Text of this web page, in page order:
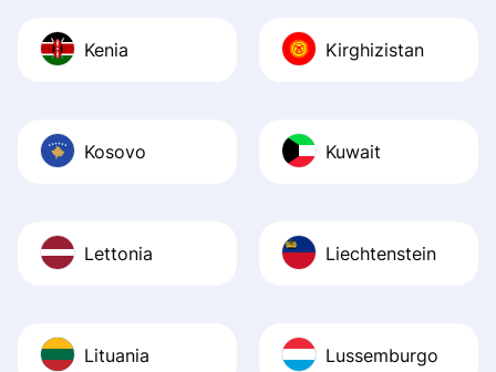
Kenia Kirghizistan
Kosovo Kuwait
Lettonia Liechtenstein
Lituania Lussemburgo